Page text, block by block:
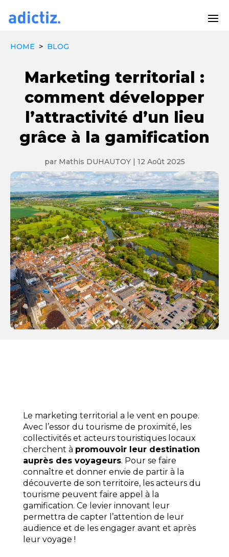
HOME > BLOG
Marketing territorial :
comment développer
l’attractivité d’un lieu
grâce à la gamification
par Mathis DUHAUTOY| 12 Août 2025
Le marketing territorial a le vent en poupe.
Avec l’essor du tourisme de proximité, les
collectivités et acteurs touristiques locaux
cherchent à promouvoir leur destination
auprès des voyageurs. Pour se faire
connaître et donner envie de partir à la
découverte de son territoire, les acteurs du
tourisme peuvent faire appel à la
gamification. Ce levier innovant leur
permettra de capter l’attention de leur
audience et de les engager avant et après
leur voyage !